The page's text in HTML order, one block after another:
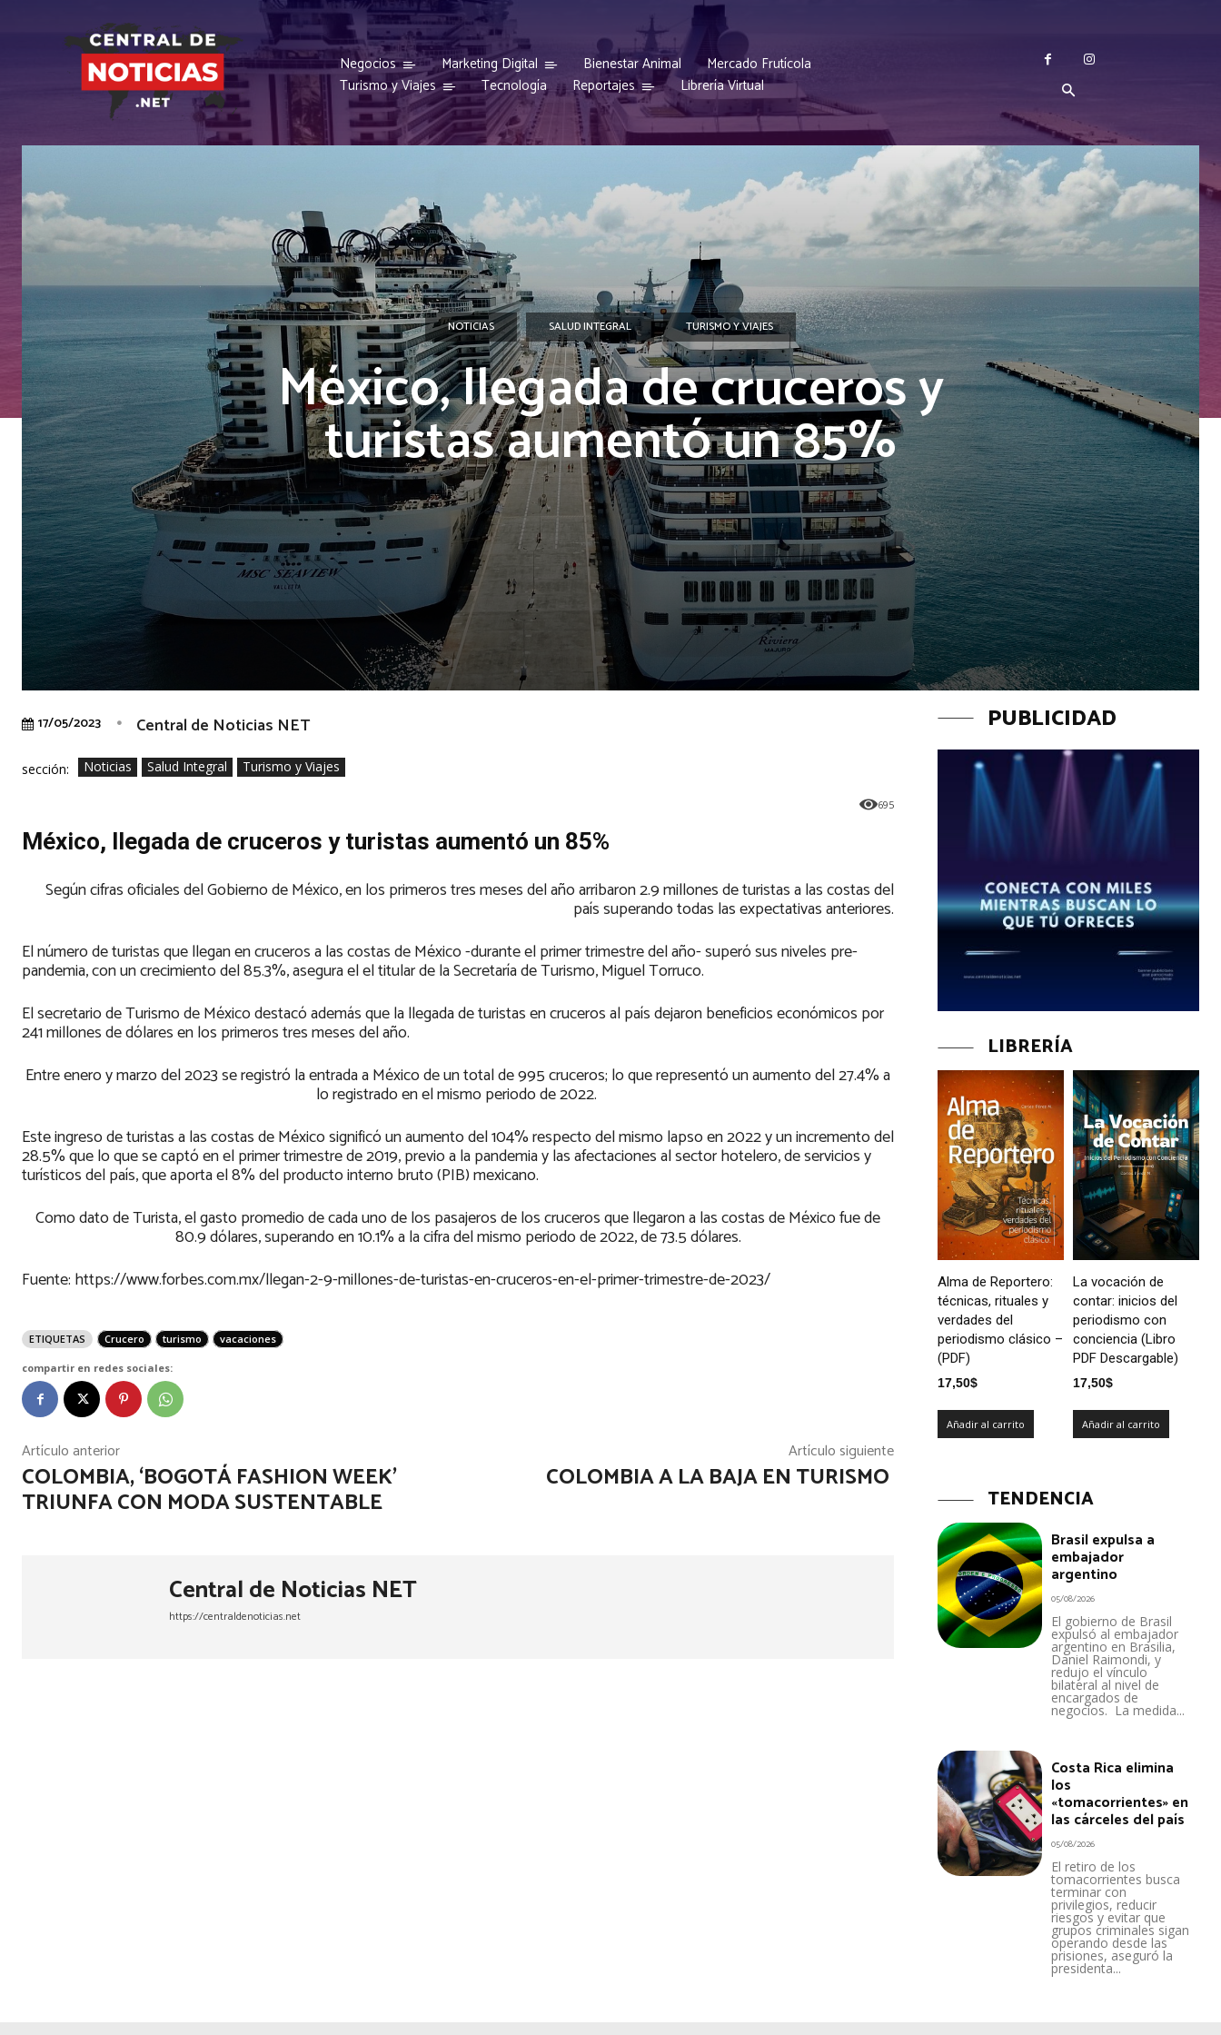
Negocios Marketing Digital Bienestar Animal
Mercado Frutícola
Turismo y Viajes
Tecnología Reportajes Librería Virtual
NOTICIAS SALUD INTEGRAL TURISMO Y VIAJES
México, llegada de cruceros y
turistas aumentó un 85%
17/05/2023 Central de Noticias NET
sección: Noticias Salud Integral Turismo y Viajes
695
México, llegada de cruceros y turistas aumentó un 85%
Según cifras oficiales del Gobierno de México, en los primeros tres meses del año arribaron 2.9 millones de turistas a las costas del
país superando todas las expectativas anteriores.
El número de turistas que llegan en cruceros a las costas de México -durante el primer trimestre del año- superó sus niveles pre-
pandemia, con un crecimiento del 85.3%, asegura el el titular de la Secretaría de Turismo, Miguel Torruco.
El secretario de Turismo de México destacó además que la llegada de turistas en cruceros al país dejaron beneficios económicos por
241 millones de dólares en los primeros tres meses del año.
Entre enero y marzo del 2023 se registró la entrada a México de un total de 995 cruceros; lo que representó un aumento del 27.4% a
lo registrado en el mismo periodo de 2022.
Este ingreso de turistas a las costas de México significó un aumento del 104% respecto del mismo lapso en 2022 y un incremento del
28.5% que lo que se captó en el primer trimestre de 2019, previo a la pandemia y las afectaciones al sector hotelero, de servicios y
turísticos del país, que aporta el 8% del producto interno bruto (PIB) mexicano.
Como dato de Turista, el gasto promedio de cada uno de los pasajeros de los cruceros que llegaron a las costas de México fue de
80.9 dólares, superando en 10.1% a la cifra del mismo periodo de 2022, de 73.5 dólares.
Fuente: https://www.forbes.com.mx/llegan-2-9-millones-de-turistas-en-cruceros-en-el-primer-trimestre-de-2023/
ETIQUETAS Crucero turismo vacaciones
compartir en redes sociales:
Artículo anterior
COLOMBIA, ‘BOGOTÁ FASHION WEEK’
TRIUNFA CON MODA SUSTENTABLE
Artículo siguiente
COLOMBIA A LA BAJA EN TURISMO
Central de Noticias NET
https://centraldenoticias.net
PUBLICIDAD
LIBRERÍA
Alma de Reportero:
técnicas, rituales y
verdades del
periodismo clásico –
(PDF)
17,50$
Añadir al carrito
La vocación de
contar: inicios del
periodismo con
conciencia (Libro
PDF Descargable)
17,50$
Añadir al carrito
TENDENCIA
Brasil expulsa a
embajador
argentino
05/08/2026
El gobierno de Brasil
expulsó al embajador
argentino en Brasilia,
Daniel Raimondi, y
redujo el vínculo
bilateral al nivel de
encargados de
negocios. La medida...
Costa Rica elimina
los
«tomacorrientes» en
las cárceles del país
05/08/2026
El retiro de los
tomacorrientes busca
terminar con
privilegios, reducir
riesgos y evitar que
grupos criminales sigan
operando desde las
prisiones, aseguró la
presidenta...